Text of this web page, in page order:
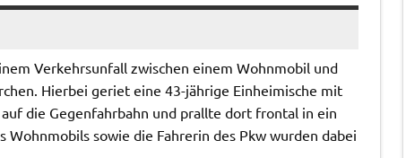
Verkehrsunfall zwischen einem Wohnmobil und
Hierbei geriet eine 43-jährige Einheimische mit
die Gegenfahrbahn und prallte dort frontal in ein
sowie die Fahrerin des Pkw wurden dabei